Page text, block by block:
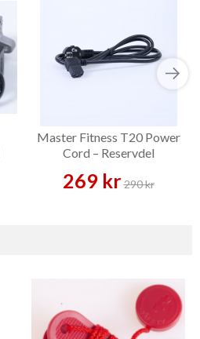
Master Fitness T20 Power
Cord – Reservdel
269 kr290 kr